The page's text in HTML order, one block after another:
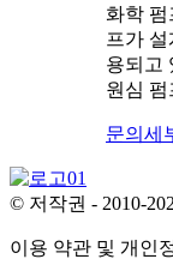
화학 펌
프가
용되고
원심
문의 세
© 저작권 - 2010-
이용 약관 및 개인